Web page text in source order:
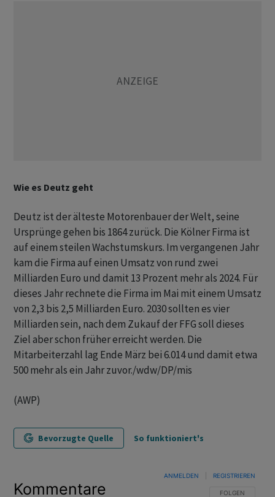
Wie es Deutz geht
Deutz ist der älteste Motorenbauer der Welt, seine
Ursprünge gehen bis 1864 zurück. Die Kölner Firma ist
auf einem steilen Wachstumskurs. Im vergangenen Jahr
kam die Firma auf einen Umsatz von rund zwei
Milliarden Euro und damit 13 Prozent mehr als 2024. Für
dieses Jahr rechnete die Firma im Mai mit einem Umsatz
von 2,3 bis 2,5 Milliarden Euro. 2030 sollten es vier
Milliarden sein, nach dem Zukauf der FFG soll dieses
Ziel aber schon früher erreicht werden. Die
Mitarbeiterzahl lag Ende März bei 6.014 und damit etwa
500 mehr als ein Jahr zuvor./wdw/DP/mis
(AWP)
Bevorzugte Quelle So funktioniert's
Kommentare FOLGE DIESER
FOLGEN
ANMELDEN REGISTRIEREN